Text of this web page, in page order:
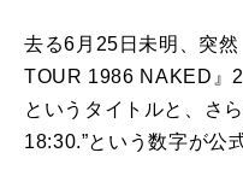
去る6月25日未明、突
TOUR 1986 NAKED』
というタイトルと、さ
18:30.”という数字が公